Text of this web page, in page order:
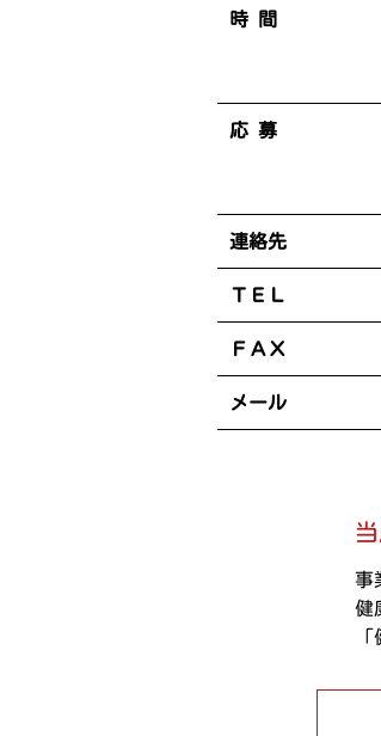
時 間
応 募
連絡先
ＴＥＬ
ＦＡＸ
メール
事
健